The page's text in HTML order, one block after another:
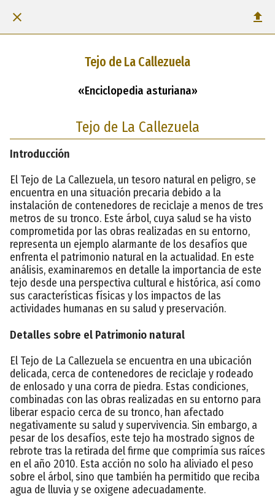
Tejo de La Callezuela
«Enciclopedia asturiana»
Tejo de La Callezuela
Introducción
El Tejo de La Callezuela, un tesoro natural en peligro, se
encuentra en una situación precaria debido a la
instalación de contenedores de reciclaje a menos de tres
metros de su tronco. Este árbol, cuya salud se ha visto
comprometida por las obras realizadas en su entorno,
representa un ejemplo alarmante de los desafíos que
enfrenta el patrimonio natural en la actualidad. En este
análisis, examinaremos en detalle la importancia de este
tejo desde una perspectiva cultural e histórica, así como
sus características físicas y los impactos de las
actividades humanas en su salud y preservación.
Detalles sobre el Patrimonio natural
El Tejo de La Callezuela se encuentra en una ubicación
delicada, cerca de contenedores de reciclaje y rodeado
de enlosado y una corra de piedra. Estas condiciones,
combinadas con las obras realizadas en su entorno para
liberar espacio cerca de su tronco, han afectado
negativamente su salud y supervivencia. Sin embargo, a
pesar de los desafíos, este tejo ha mostrado signos de
rebrote tras la retirada del firme que comprimía sus raíces
en el año 2010. Esta acción no solo ha aliviado el peso
sobre el árbol, sino que también ha permitido que reciba
agua de lluvia y se oxigene adecuadamente.